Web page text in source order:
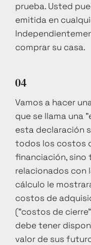
prueba. Usted
emitida en
comprar su casa.
04
Vamos a hacer
que se llama una
esta declaración
todos los costos
financiación, sino
relacionados con
cálculo le
costos de
("costos de
debe tener
valor de sus